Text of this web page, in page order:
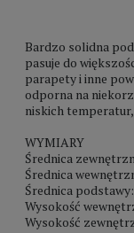
Bardzo solidna
pasuje do
parapety i inne
odporna na
niskich
WYMIARY
Średnica
Średnica
Średnica
Wysokość
Wysokość